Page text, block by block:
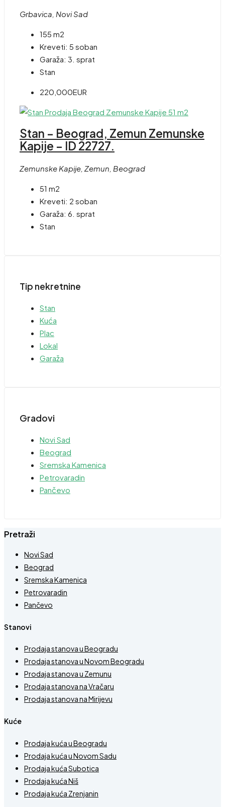
Grbavica, Novi Sad
155 m2
Kreveti: 5 soban
Garaža: 3. sprat
Stan
220,000EUR
Stan – Beograd, Zemun Zemunske
Kapije – ID 22727.
Zemunske Kapije, Zemun, Beograd
51 m2
Kreveti: 2 soban
Garaža: 6. sprat
Stan
Tip nekretnine
Stan
Kuća
Plac
Lokal
Garaža
Gradovi
Novi Sad
Beograd
Sremska Kamenica
Petrovaradin
Pančevo
Pretraži
Novi Sad
Beograd
Sremska Kamenica
Petrovaradin
Pančevo
Stanovi
Prodaja stanova u Beogradu
Prodaja stanova u Novom Beogradu
Prodaja stanova u Zemunu
Prodaja stanova na Vračaru
Prodaja stanova na Mirijevu
Kuće
Prodaja kuća u Beogradu
Prodaja kuća u Novom Sadu
Prodaja kuća Subotica
Prodaja kuća Niš
Prodaja kuća Zrenjanin